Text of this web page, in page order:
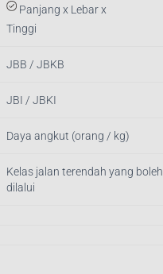
Panjang x Lebar x
Tinggi
JBB / JBKB
JBI / JBKI
Daya angkut (orang / kg)
Kelas jalan terendah yang boleh
dilalui